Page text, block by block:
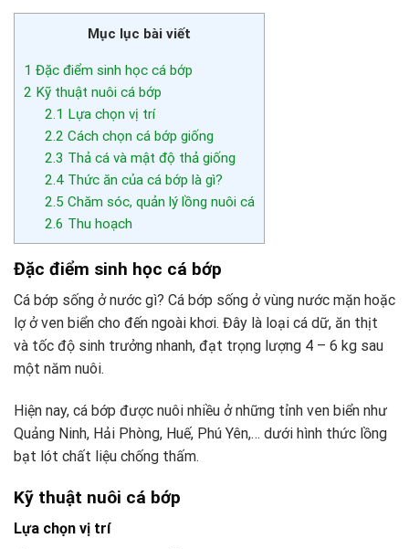
Mục lục bài viết
1 Đặc điểm sinh học cá bớp
2 Kỹ thuật nuôi cá bớp
2.1 Lựa chọn vị trí
2.2 Cách chọn cá bớp giống
2.3 Thả cá và mật độ thả giống
2.4Thức ăn của cá bớp là gì?
2.5 Chăm sóc, quản lý lồng nuôi cá
2.6 Thu hoạch
Đặc điểm sinh học cá bớp
Cá bớp sống ở nước gì? Cá bớp sống ở vùng nước mặn hoặc
lợ ở ven biển cho đến ngoài khơi. Đây là loại cá dữ, ăn thịt
và tốc độ sinh trưởng nhanh, đạt trọng lượng 4 – 6 kg sau
một năm nuôi.
Hiện nay, cá bớp được nuôi nhiều ở những tỉnh ven biển như
Quảng Ninh, Hải Phòng, Huế, Phú Yên,… dưới hình thức lồng
bạt lót chất liệu chống thấm.
Kỹ thuật nuôi cá bớp
Lựa chọn vị trí